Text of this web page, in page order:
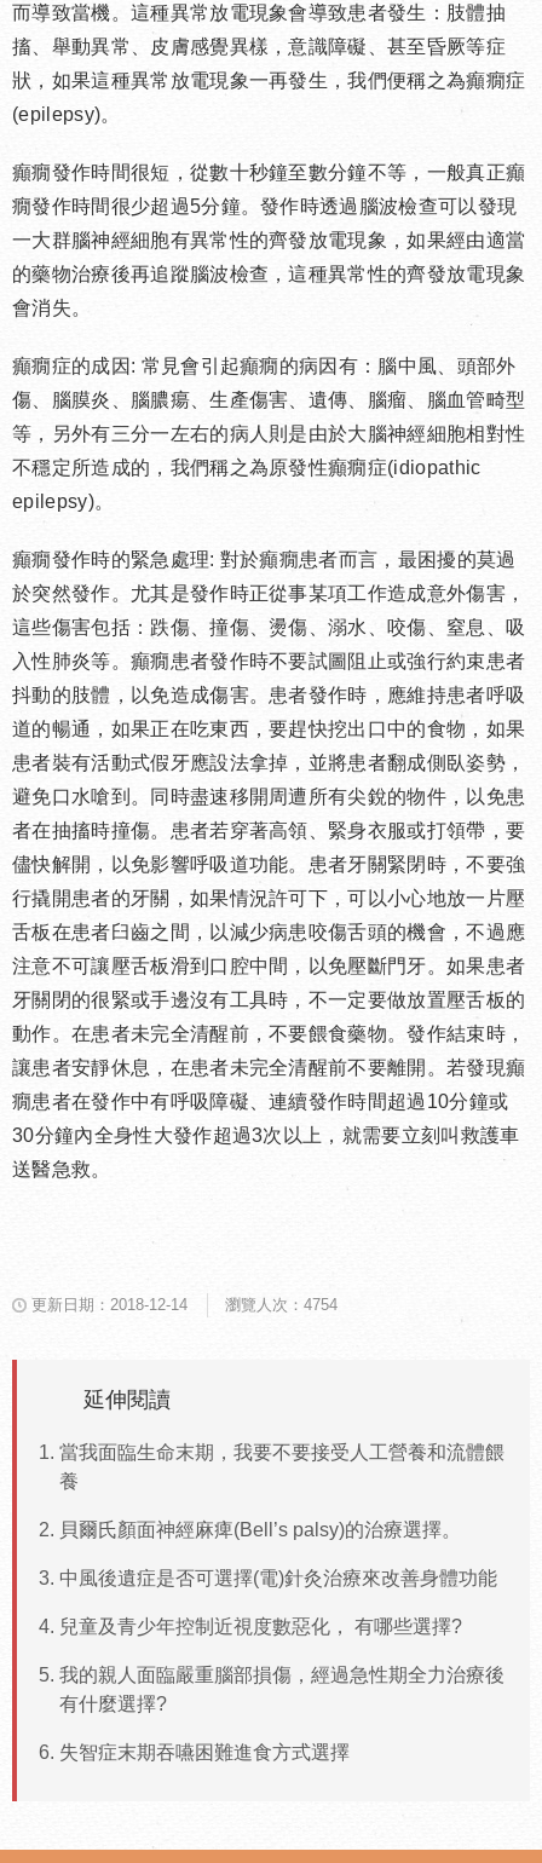
而導致當機。這種異常放電現象會導致患者發生：肢體抽
搐、舉動異常、皮膚感覺異樣，意識障礙、甚至昏厥等症
狀，如果這種異常放電現象一再發生，我們便稱之為癲癇症
(epilepsy)。
癲癇發作時間很短，從數十秒鐘至數分鐘不等，一般真正癲
癇發作時間很少超過5分鐘。發作時透過腦波檢查可以發現
一大群腦神經細胞有異常性的齊發放電現象，如果經由適當
的藥物治療後再追蹤腦波檢查，這種異常性的齊發放電現象
會消失。
癲癇症的成因: 常見會引起癲癇的病因有：腦中風、頭部外
傷、腦膜炎、腦膿瘍、生產傷害、遺傳、腦瘤、腦血管畸型
等，另外有三分一左右的病人則是由於大腦神經細胞相對性
不穩定所造成的，我們稱之為原發性癲癇症(idiopathic
epilepsy)。
癲癇發作時的緊急處理: 對於癲癇患者而言，最困擾的莫過
於突然發作。尤其是發作時正從事某項工作造成意外傷害，
這些傷害包括：跌傷、撞傷、燙傷、溺水、咬傷、窒息、吸
入性肺炎等。癲癇患者發作時不要試圖阻止或強行約束患者
抖動的肢體，以免造成傷害。患者發作時，應維持患者呼吸
道的暢通，如果正在吃東西，要趕快挖出口中的食物，如果
患者裝有活動式假牙應設法拿掉，並將患者翻成側臥姿勢，
避免口水嗆到。同時盡速移開周遭所有尖銳的物件，以免患
者在抽搐時撞傷。患者若穿著高領、緊身衣服或打領帶，要
儘快解開，以免影響呼吸道功能。患者牙關緊閉時，不要強
行撬開患者的牙關，如果情況許可下，可以小心地放一片壓
舌板在患者臼齒之間，以減少病患咬傷舌頭的機會，不過應
注意不可讓壓舌板滑到口腔中間，以免壓斷門牙。如果患者
牙關閉的很緊或手邊沒有工具時，不一定要做放置壓舌板的
動作。在患者未完全清醒前，不要餵食藥物。發作結束時，
讓患者安靜休息，在患者未完全清醒前不要離開。若發現癲
癇患者在發作中有呼吸障礙、連續發作時間超過10分鐘或
30分鐘內全身性大發作超過3次以上，就需要立刻叫救護車
送醫急救。
更新日期：2018-12-14 瀏覽人次：4754
延伸閱讀
當我面臨生命末期，我要不要接受人工營養和流體餵
養
貝爾氏顏面神經麻痺(Bell’s palsy)的治療選擇。
中風後遺症是否可選擇(電)針灸治療來改善身體功能
兒童及青少年控制近視度數惡化， 有哪些選擇?
我的親人面臨嚴重腦部損傷，經過急性期全力治療後
有什麼選擇?
失智症末期吞嚥困難進食方式選擇